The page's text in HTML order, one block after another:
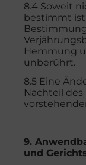
8.4 Soweit
bestimmt
Hemmung
unberührt.
8.5 Eine
Nachteil
9.
und